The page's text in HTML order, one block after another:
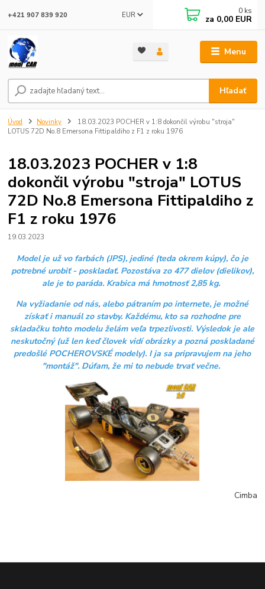
Menu
EUR
Hľadať
+421 907 839 920 0 ks
za 0,00 EUR
Úvod Novinky
18.03.2023 POCHER v 1:8 dokončil výrobu "stroja"
LOTUS 72D No.8 Emersona Fittipaldiho z F1 z roku 1976
18.03.2023 POCHER v 1:8
dokončil výrobu "stroja" LOTUS
72D No.8 Emersona Fittipaldiho z
F1 z roku 1976
19.03.2023
Model je už vo farbách (JPS), jediné (teda okrem kúpy), čo je
potrebné urobiť - poskladať. Pozostáva zo 477 dielov (dielikov),
ale je to paráda. Krabica má hmotnosť 2,85 kg.
Na vyžiadanie od nás, alebo pátraním po internete, je možné
získať i manuál zo stavby. Každému, kto sa rozhodne pre
skladačku tohto modelu želám veľa trpezlivosti. Výsledok je ale
neskutočný (už len keď človek vidí obrázky a pozná poskladané
predošlé POCHEROVSKÉ modely). I ja sa pripravujem na jeho
"montáž". Dúfam, že mi to nebude trvať večne.
Cimba